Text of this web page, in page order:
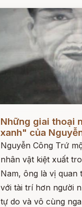
Những giai thoại
xanh" của
Nguyễn Công Trứ
nhân vật kiệt xuất
Nam, ông là vị quan
với tài trí hơn người
tự do và vô cùng